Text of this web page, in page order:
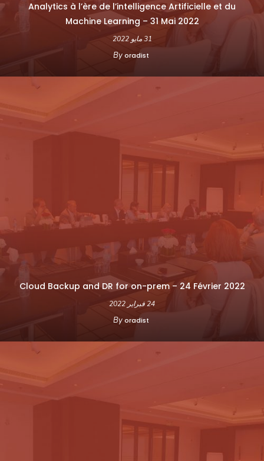
Analytics à l’ère de l’intelligence Artificielle et du
Machine Learning – 31 Mai 2022
31 مايو 2022
By oradist
Cloud Backup and DR for on-prem – 24 Février 2022
24 فبراير 2022
By oradist